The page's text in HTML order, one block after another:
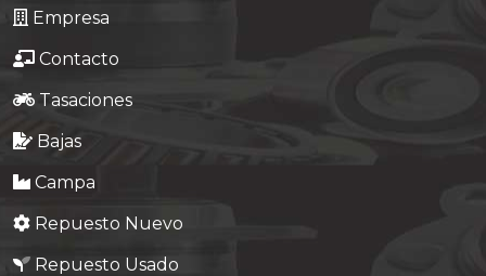
Empresa
Contacto
Tasaciones
Bajas
Campa
Repuesto Nuevo
Repuesto Usado